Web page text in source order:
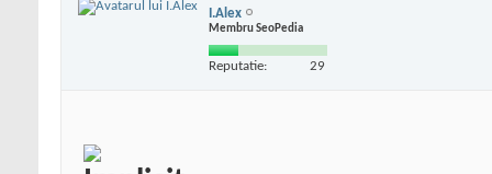
I.Alex
Membru SeoPedia
Reputatie: 29